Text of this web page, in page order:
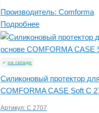
Производитель: Comforma
Подробнее
на складе
Силиконовый протектор
COMFORMA CASE Soft C
Артикул: C 2707